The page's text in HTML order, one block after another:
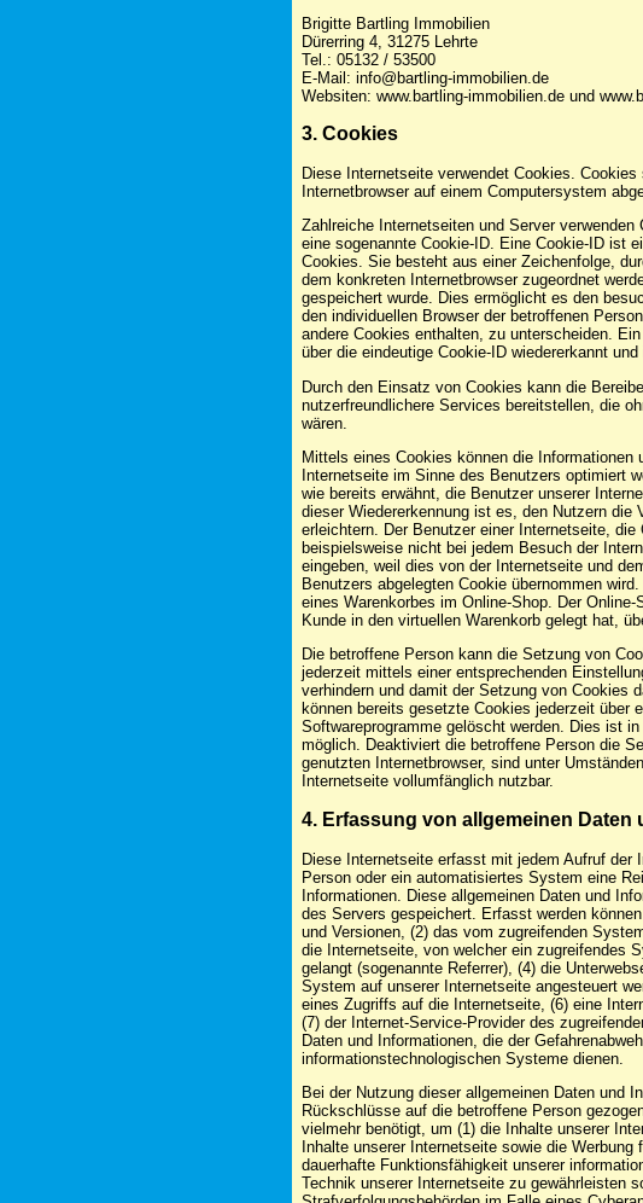
Brigitte Bartling Immobilien
Dürerring 4, 31275 Lehrte
Tel.: 05132 / 53500
E-Mail: info@bartling-immobilien.de
Websiten: www.bartling-immobilien.de und
3. Cookies
Diese Internetseite verwendet Cookies.
Internetbrowser auf einem Computersystem
Zahlreiche Internetseiten und Server
eine sogenannte Cookie-ID. Eine Cookie-ID ist
Cookies. Sie besteht aus einer Zeichenfolge,
dem konkreten Internetbrowser zugeordnet
gespeichert wurde. Dies ermöglicht es den
den individuellen Browser der betroffenen
andere Cookies enthalten, zu unterscheiden.
über die eindeutige Cookie-ID wiedererkannt
Durch den Einsatz von Cookies kann die
nutzerfreundlichere Services bereitstellen, die
wären.
Mittels eines Cookies können die Informationen
Internetseite im Sinne des Benutzers optimiert
wie bereits erwähnt, die Benutzer unserer
dieser Wiedererkennung ist es, den Nutzern die
erleichtern. Der Benutzer einer Internetseite,
beispielsweise nicht bei jedem Besuch der
eingeben, weil dies von der Internetseite und
Benutzers abgelegten Cookie übernommen
eines Warenkorbes im Online-Shop. Der
Kunde in den virtuellen Warenkorb gelegt hat,
Die betroffene Person kann die Setzung von
jederzeit mittels einer entsprechenden
verhindern und damit der Setzung von Cookies
können bereits gesetzte Cookies jederzeit über
Softwareprogramme gelöscht werden. Dies ist
möglich. Deaktiviert die betroffene Person die
genutzten Internetbrowser, sind unter
Internetseite vollumfänglich nutzbar.
4. Erfassung von allgemeinen Daten
Diese Internetseite erfasst mit jedem Aufruf der
Person oder ein automatisiertes System eine
Informationen. Diese allgemeinen Daten und
des Servers gespeichert. Erfasst werden
und Versionen, (2) das vom zugreifenden
die Internetseite, von welcher ein zugreifendes
gelangt (sogenannte Referrer), (4) die
System auf unserer Internetseite angesteuert
eines Zugriffs auf die Internetseite, (6) eine
(7) der Internet-Service-Provider des
Daten und Informationen, die der
informationstechnologischen Systeme dienen.
Bei der Nutzung dieser allgemeinen Daten und
Rückschlüsse auf die betroffene Person
vielmehr benötigt, um (1) die Inhalte unserer
Inhalte unserer Internetseite sowie die
dauerhafte Funktionsfähigkeit unserer
Technik unserer Internetseite zu gewährleisten